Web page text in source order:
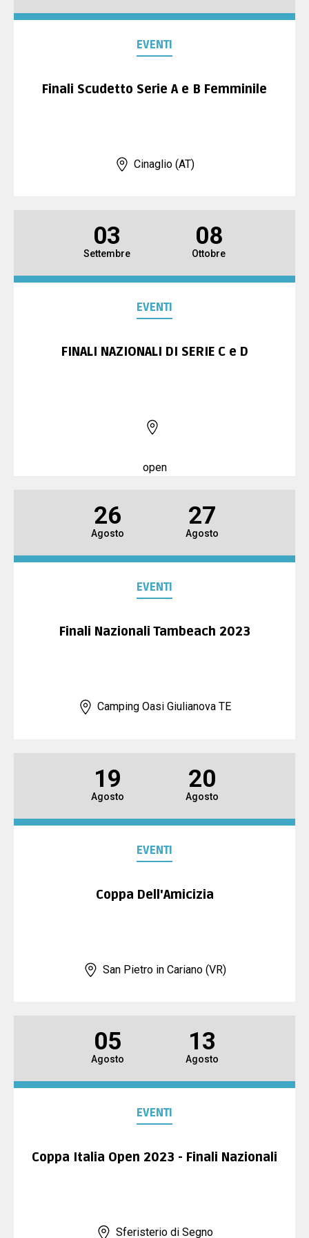
EVENTI
Finali Scudetto Serie A e B Femminile
Cinaglio (AT)
03
Settembre
08
Ottobre
EVENTI
FINALI NAZIONALI DI SERIE C e D
open
26
Agosto
27
Agosto
EVENTI
Finali Nazionali Tambeach 2023
Camping Oasi Giulianova TE
19
Agosto
20
Agosto
EVENTI
Coppa Dell'Amicizia
San Pietro in Cariano (VR)
05
Agosto
13
Agosto
EVENTI
Coppa Italia Open 2023 - Finali Nazionali
Sferisterio di Segno